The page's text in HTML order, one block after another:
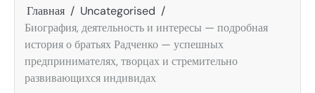
Главная
Uncategorised
Биография, деятельность и интересы — подробная
история о братьях Радченко — успешных
предпринимателях, творцах и стремительно
развивающихся индивидах